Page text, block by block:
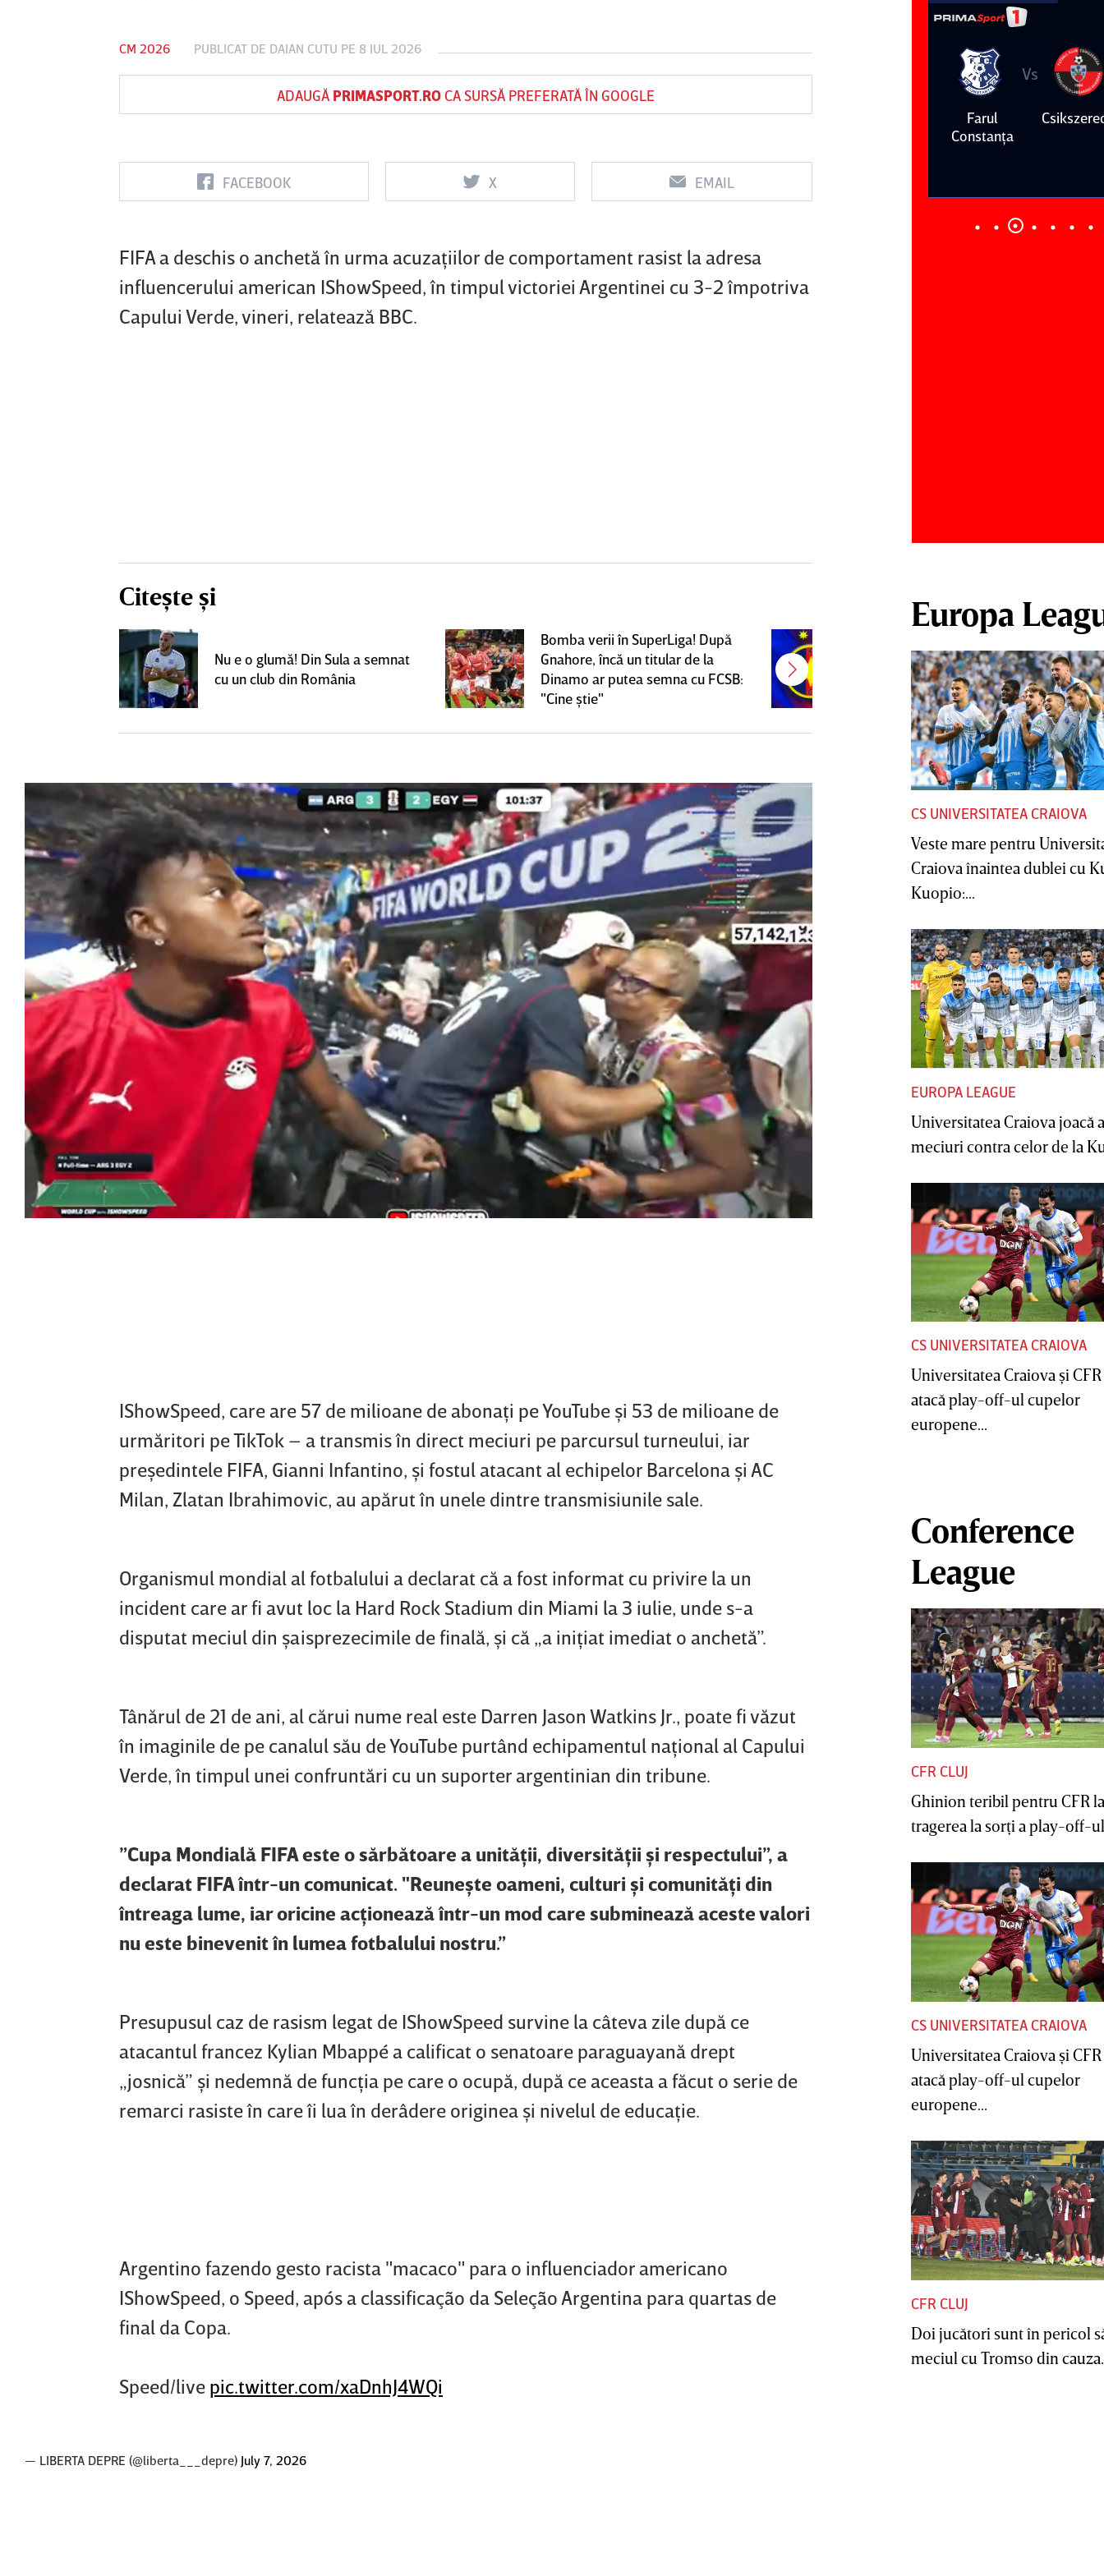
CM 2026 PUBLICAT DE DAIAN CUTU PE 8 IUL 2026
ADAUGĂ PRIMASPORT.ROCA SURSĂ PREFERATĂ ÎN GOOGLE
FACEBOOK X EMAIL
FIFA a deschis o anchetă în urma acuzaţiilor de comportament rasist la adresa
influencerului american IShowSpeed, în timpul victoriei Argentinei cu 3-2 împotriva
Capului Verde, vineri, relatează BBC.
Citește și
Nu e o glumă! Din Sula a semnat
cu un club din România
Bomba verii în SuperLiga! După
Gnahore, încă un titular de la
Dinamo ar putea semna cu FCSB:
"Cine ştie"
E gata! FCSB a transferat un
jucător campion şi câştigător de
IShowSpeed, care are 57 de milioane de abonaţi pe YouTube şi 53 de milioane de
urmăritori pe TikTok – a transmis în direct meciuri pe parcursul turneului, iar
preşedintele FIFA, Gianni Infantino, şi fostul atacant al echipelor Barcelona şi AC
Milan, Zlatan Ibrahimovic, au apărut în unele dintre transmisiunile sale.
Organismul mondial al fotbalului a declarat că a fost informat cu privire la un
incident care ar fi avut loc la Hard Rock Stadium din Miami la 3 iulie, unde s-a
disputat meciul din şaisprezecimile de finală, şi că „a iniţiat imediat o anchetă”.
Tânărul de 21 de ani, al cărui nume real este Darren Jason Watkins Jr., poate fi văzut
în imaginile de pe canalul său de YouTube purtând echipamentul naţional al Capului
Verde, în timpul unei confruntări cu un suporter argentinian din tribune.
”Cupa Mondială FIFA este o sărbătoare a unităţii, diversităţii şi respectului”, a
declarat FIFA într-un comunicat. "Reuneşte oameni, culturi şi comunităţi din
întreaga lume, iar oricine acţionează într-un mod care subminează aceste valori
nu este binevenit în lumea fotbalului nostru.”
Presupusul caz de rasism legat de IShowSpeed survine la câteva zile după ce
atacantul francez Kylian Mbappé a calificat o senatoare paraguayană drept
„josnică” şi nedemnă de funcţia pe care o ocupă, după ce aceasta a făcut o serie de
remarci rasiste în care îi lua în derâdere originea şi nivelul de educaţie.
Argentino fazendo gesto racista "macaco" para o influenciador americano
IShowSpeed, o Speed, após a classificação da Seleção Argentina para quartas de
final da Copa.
Speed/live pic.twitter.com/xaDnhJ4WQi
— LIBERTA DEPRE (@liberta___depre) July 7, 2026
FC Botoşani
Vs
Corvinul
Sepsi OSK Sf
Vs
FCSB UTA Arad
Vs
Rapid
Farul
Vs
Dinamo
Vs
FC
Europa
CS UNIVERSITATEA CRAIOVA
Veste mare pentru
Craiova înaintea dublei cu
Kuopio:...
EUROPA LEAGUE
Universitatea Craiova joacă
meciuri contra celor de la
CS UNIVERSITATEA CRAIOVA
Universitatea Craiova şi
atacă play-off-ul cupelor
europene...
Conference
League
CFR CLUJ
Ghinion teribil pentru CFR la
tragerea la sorţi a play-off-
CS UNIVERSITATEA CRAIOVA
Universitatea Craiova şi
atacă play-off-ul cupelor
europene...
CFR CLUJ
Doi jucători sunt în pericol
meciul cu Tromso din